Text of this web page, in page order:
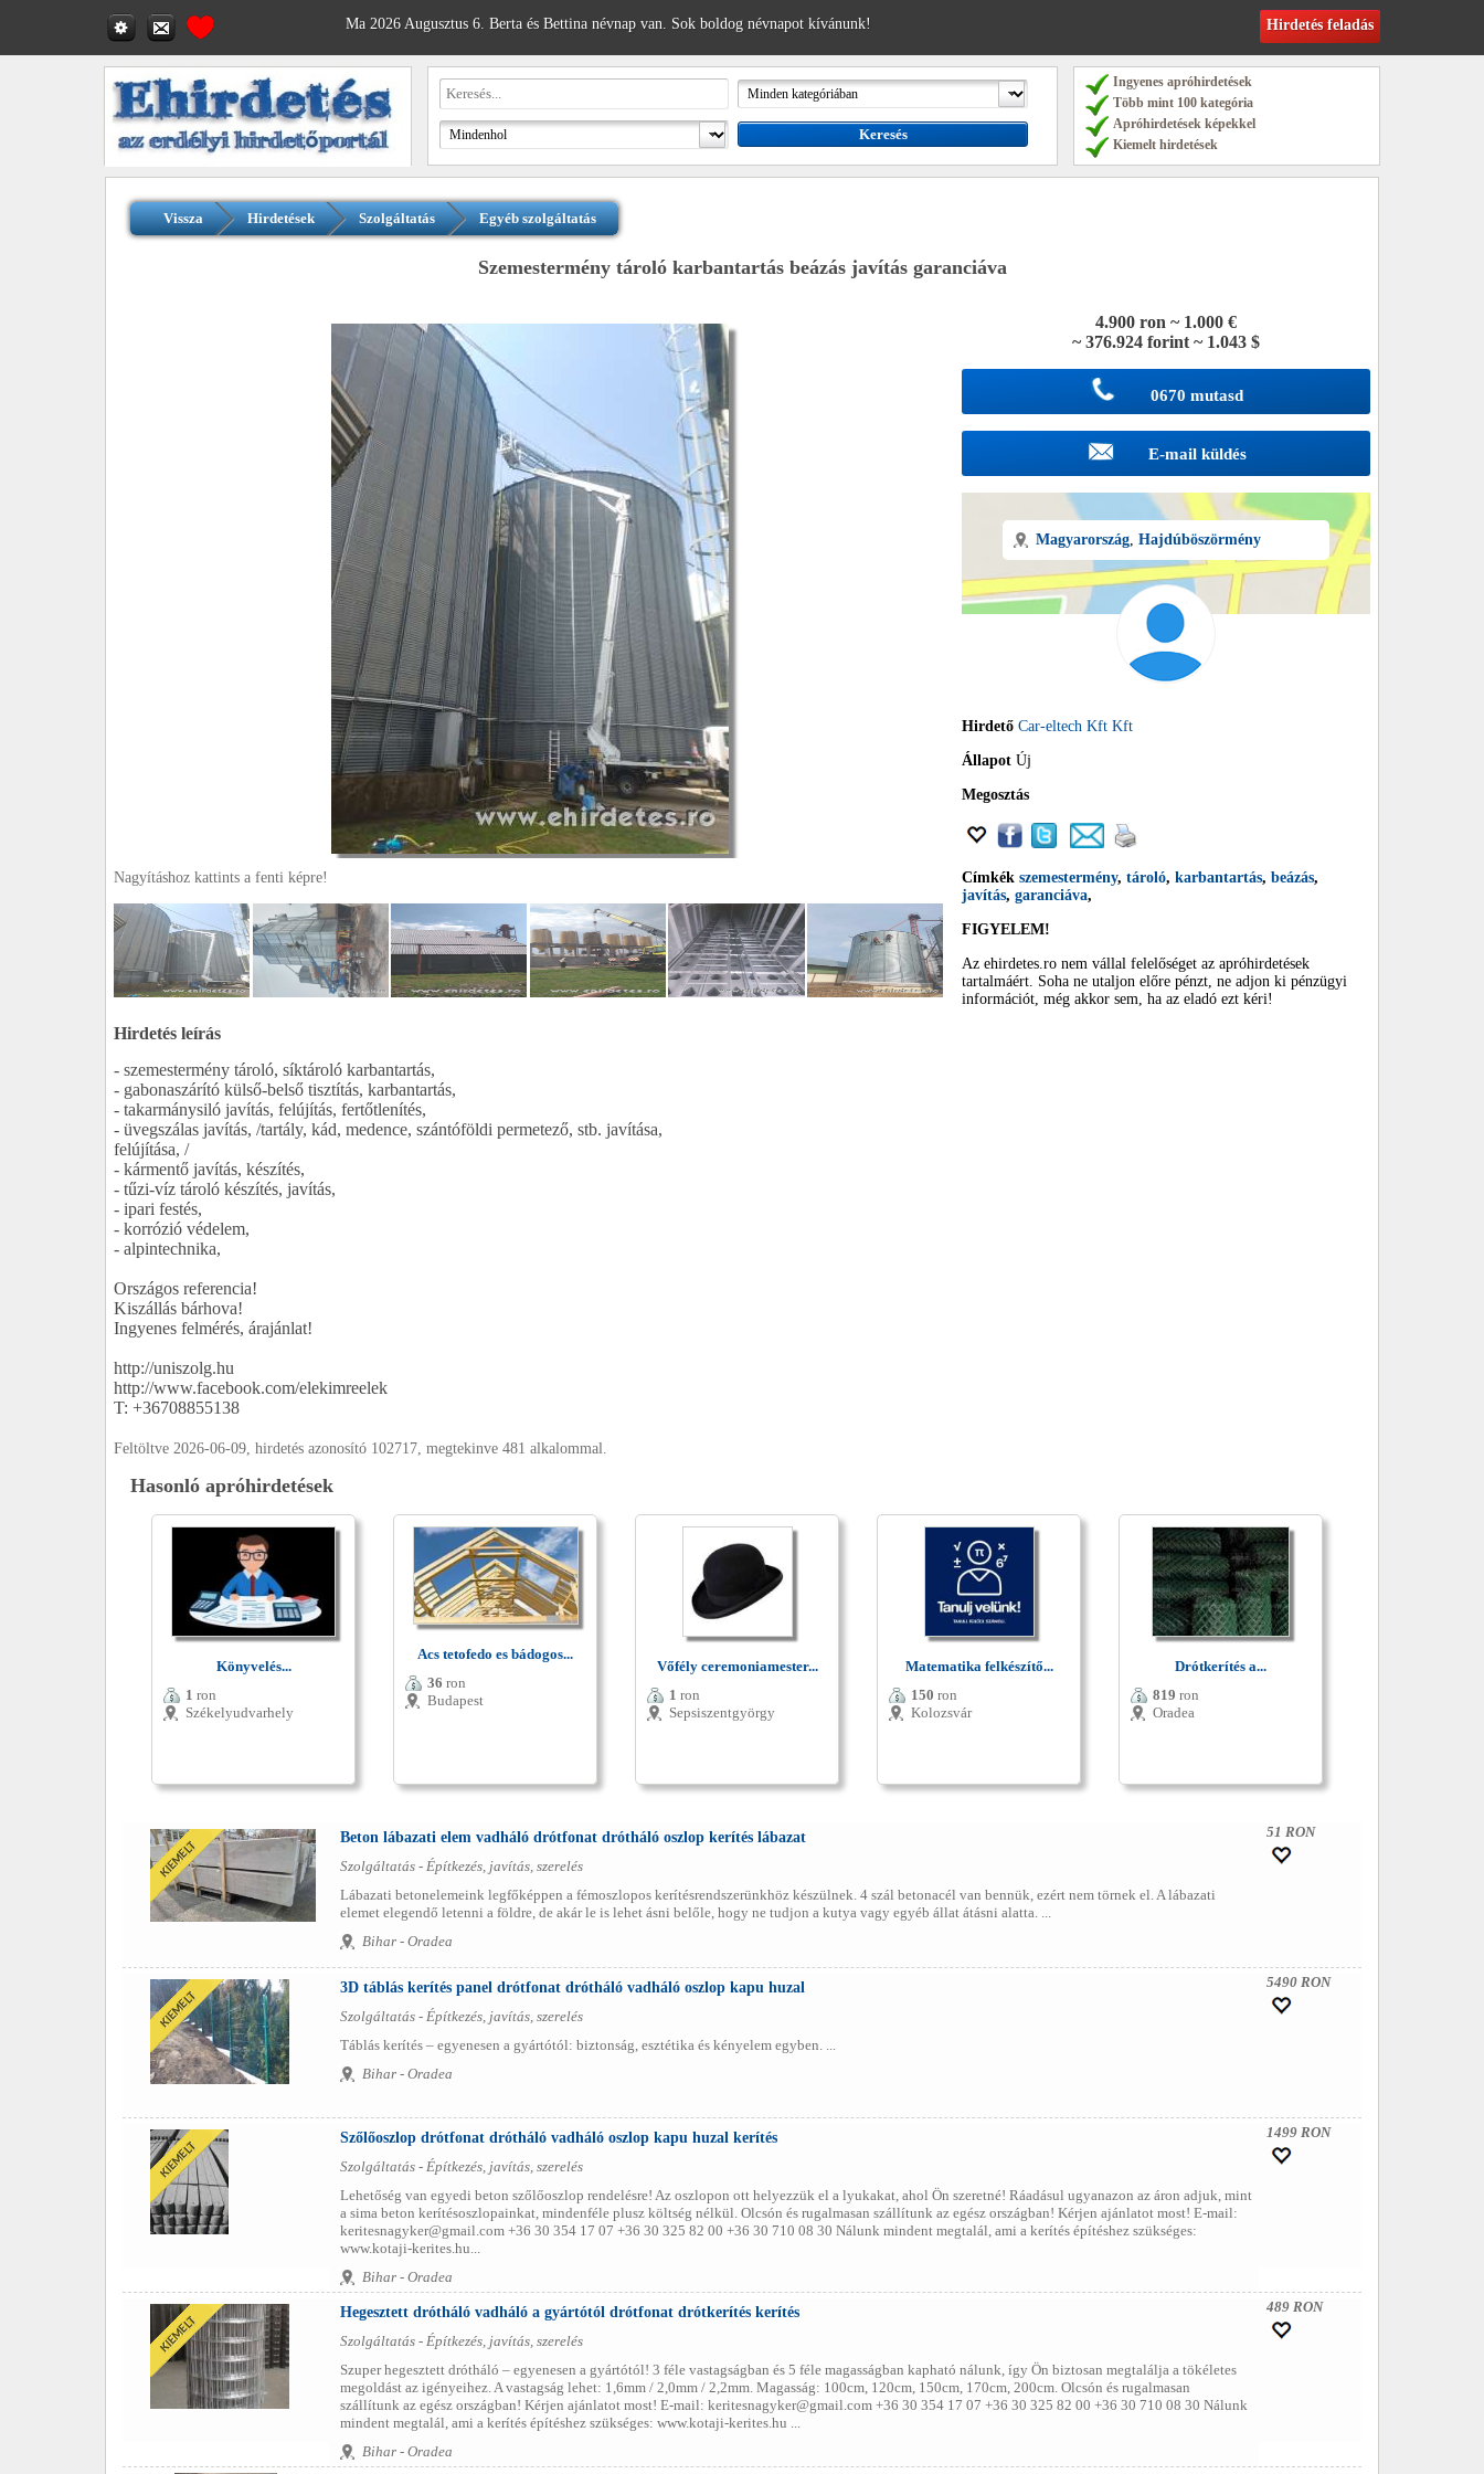
Ma 2026 Augusztus 6. Berta és Bettina névnap van. Sok boldog névnapot kívánunk! Hirdetés feladás
Ingyenes apróhirdetések
Több mint 100 kategória
Apróhirdetések képekkel
Kiemelt hirdetések
Vissza Hirdetések Szolgáltatás Egyéb szolgáltatás
Szemestermény tároló karbantartás beázás javítás garanciáva
Nagyításhoz kattints a fenti képre!
Hirdetés leírás
- szemestermény tároló, síktároló karbantartás,
- gabonaszárító külső-belső tisztítás, karbantartás,
- takarmánysiló javítás, felújítás, fertőtlenítés,
- üvegszálas javítás, /tartály, kád, medence, szántóföldi permetező, stb. javítása,
felújítása, /
- kármentő javítás, készítés,
- tűzi-víz tároló készítés, javítás,
- ipari festés,
- korrózió védelem,
- alpintechnika,
Országos referencia!
Kiszállás bárhova!
Ingyenes felmérés, árajánlat!
http://uniszolg.hu
http://www.facebook.com/elekimreelek
T: +36708855138
Feltöltve 2026-06-09, hirdetés azonosító 102717, megtekinve 481 alkalommal.
4.900 ron ~ 1.000 €
~ 376.924 forint ~ 1.043 $
0670 mutasd
E-mail küldés
Magyarország Hajdúböszörmény
Hirdető Car-eltech Kft Kft
Állapot Új
Megosztás
Címkék szemestermény, tároló, karbantartás, beázás,
javítás, garanciáva,
FIGYELEM!
Az ehirdetes.ro nem vállal felelőséget az apróhirdetések
tartalmáért. Soha ne utaljon előre pénzt, ne adjon ki pénzügyi
információt, még akkor sem, ha az eladó ezt kéri!
Hasonló apróhirdetések
Könyvelés...
1 ron
Székelyudvarhely
Acs tetofedo es bádogos...
36 ron
Budapest
Vőfély ceremoniamester...
1 ron
Sepsiszentgyörgy
Matematika felkészítő...
150 ron
Kolozsvár
Drótkerítés a...
819 ron
Oradea
Beton lábazati elem vadháló drótfonat drótháló oszlop kerítés lábazat
Szolgáltatás - Építkezés, javítás, szerelés
Lábazati betonelemeink legfőképpen a fémoszlopos kerítésrendszerünkhöz készülnek. 4 szál betonacél van bennük, ezért nem törnek el. A lábazati
elemet elegendő letenni a földre, de akár le is lehet ásni belőle, hogy ne tudjon a kutya vagy egyéb állat átásni alatta. ...
Bihar - Oradea
51 RON
3D táblás kerítés panel drótfonat drótháló vadháló oszlop kapu huzal
Szolgáltatás - Építkezés, javítás, szerelés
Táblás kerítés – egyenesen a gyártótól: biztonság, esztétika és kényelem egyben. ...
Bihar - Oradea
5490 RON
Szőlőoszlop drótfonat drótháló vadháló oszlop kapu huzal kerítés
Szolgáltatás - Építkezés, javítás, szerelés
Lehetőség van egyedi beton szőlőoszlop rendelésre! Az oszlopon ott helyezzük el a lyukakat, ahol Ön szeretné! Ráadásul ugyanazon az áron adjuk, mint
a sima beton kerítésoszlopainkat, mindenféle plusz költség nélkül. Olcsón és rugalmasan szállítunk az egész országban! Kérjen ajánlatot most! E-mail:
keritesnagyker@gmail.com +36 30 354 17 07 +36 30 325 82 00 +36 30 710 08 30 Nálunk mindent megtalál, ami a kerítés építéshez szükséges:
www.kotaji-kerites.hu...
Bihar - Oradea
1499 RON
Hegesztett drótháló vadháló a gyártótól drótfonat drótkerítés kerítés
Szolgáltatás - Építkezés, javítás, szerelés
Szuper hegesztett drótháló – egyenesen a gyártótól! 3 féle vastagságban és 5 féle magasságban kapható nálunk, így Ön biztosan megtalálja a tökéletes
megoldást az igényeihez. A vastagság lehet: 1,6mm / 2,0mm / 2,2mm. Magasság: 100cm, 120cm, 150cm, 170cm, 200cm. Olcsón és rugalmasan
szállítunk az egész országban! Kérjen ajánlatot most! E-mail: keritesnagyker@gmail.com +36 30 354 17 07 +36 30 325 82 00 +36 30 710 08 30 Nálunk
mindent megtalál, ami a kerítés építéshez szükséges: www.kotaji-kerites.hu ...
Bihar - Oradea
489 RON